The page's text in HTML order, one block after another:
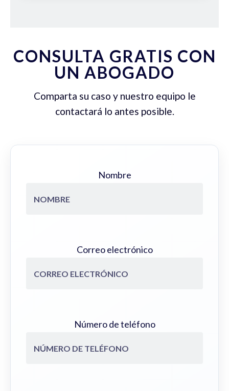
CONSULTA GRATIS CON
UN ABOGADO
Comparta su caso y nuestro equipo le
contactará lo antes posible.
Nombre
Correo electrónico
Número de teléfono